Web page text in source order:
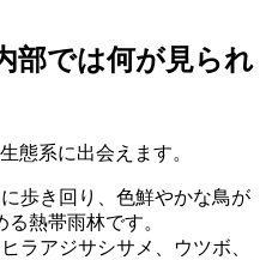
部では何が見られ
態系に出会えます。
歩き回り、色鮮やかな鳥が
熱帯雨林です。
ラアジサシサメ、ウツボ、